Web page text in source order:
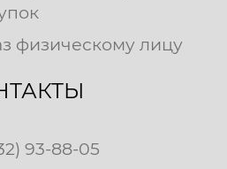
физическому лицу
93-88-05